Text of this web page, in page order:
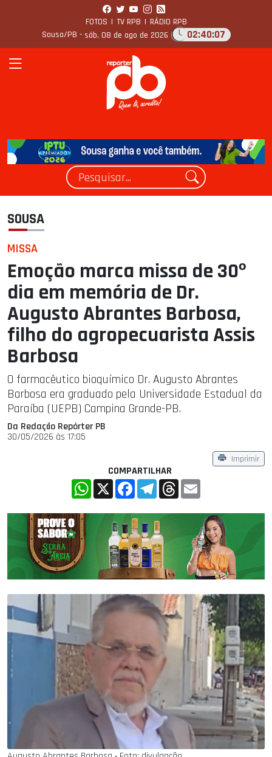
FOTOS | TV RPB | RÁDIO RPB
Sousa/PB - sáb, 08 de ago de 2026 02:40:08
SOUSA
MISSA
Emoção marca missa de 30º
dia em memória de Dr.
Augusto Abrantes Barbosa,
filho do agropecuarista Assis
Barbosa
O farmacêutico bioquímico Dr. Augusto Abrantes
Barbosa era graduado pela Universidade Estadual da
Paraíba (UEPB) Campina Grande-PB.
Da Redação Repórter PB
30/05/2026 às 17:05
Imprimir
COMPARTILHAR
WhatsApp
X FacebookTelegramThreads